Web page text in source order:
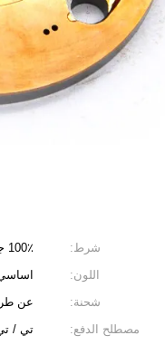
شرط:
100٪ جديد ودائم
اللون:
شحنة:
عن
مصطلح الدفع:
تي /